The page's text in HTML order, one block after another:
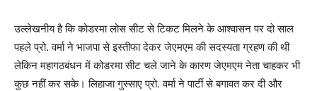
उल्लेखनीय है कि कोडरमा लोस सीट से टिकट मिलने के आश्वासन पर दो साल
पहले प्रो. वर्मा ने भाजपा से इस्तीफा देकर जेएमएम की सदस्यता ग्रहण की थी
लेकिन महागठबंधन में कोडरमा सीट चले जाने के कारण जेएमएम नेता चाहकर भी
कुछ नहीं कर सके। लिहाजा गुस्साए प्रो. वर्मा ने पार्टी से बगावत कर दी और